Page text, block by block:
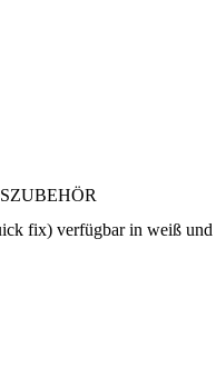
fix) verfügbar in weiß und